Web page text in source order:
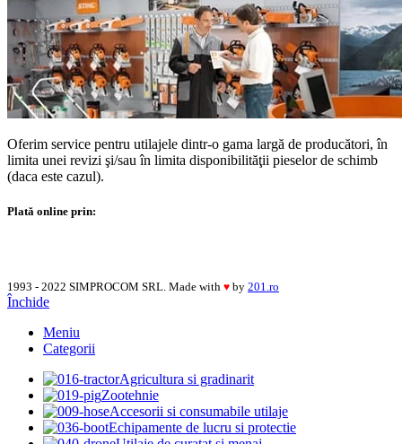
Oferim service pentru utilajele dintr-o gama largă de producători, în
limita unei revizi şi/sau în limita disponibilităţii pieselor de schimb
(daca este cazul).
Plată online prin:
1993 - 2022 SIMPROCOM SRL. Made with ♥ by 201.ro
Închide
Meniu
Categorii
Agricultura si gradinarit
Zootehnie
Accesorii si consumabile utilaje
Echipamente de lucru si protectie